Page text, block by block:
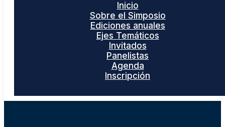
Inicio
Sobre el Simposio
Ediciones anuales
Ejes Temáticos
Invitados
Panelistas
Agenda
Inscripción